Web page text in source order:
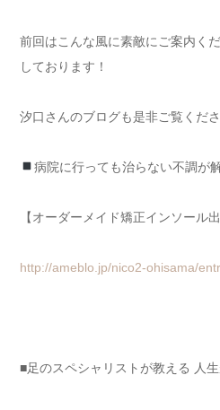
前回はこんな風に素敵にご案内く
しております！
汐口さんのブログも是非ご覧くださ
病院に行っても治らない不調が
【オーダーメイド矯正インソール出
http://ameblo.jp/nico2-ohisama/
■足のスペシャリストが教える 人